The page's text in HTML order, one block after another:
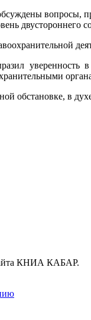
вопросы,
двустороннего
обстановке, в
КНИА КАБАР.